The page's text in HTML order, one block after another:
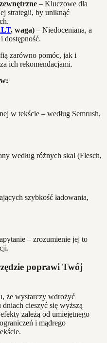
– Kluczowe dla
strategii, by uniknąć
, waga) – Niedoceniana, a
dostępność.
zarówno pomóc, jak i
ich rekomendacjami.
w tekście – według Semrush,
według różnych skal (Flesch,
szybkość ładowania,
– zrozumienie jej to
poprawi Twój
że wystarczy wdrożyć
cieszyć się wyższą
zależą od umiejętnego
i mądrego